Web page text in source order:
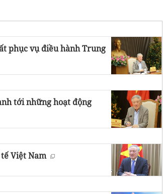
phục vụ điều hành Trung
tới những hoạt động
Việt Nam